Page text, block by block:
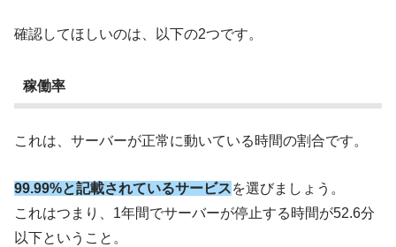
確認してほしいのは、以下の2つです。
稼働率
これは、サーバーが正常に動いている時間の割合です。
99.99%と記載されているサービスを選びましょう。
これはつまり、1年間でサーバーが停止する時間が52.6分
以下ということ。